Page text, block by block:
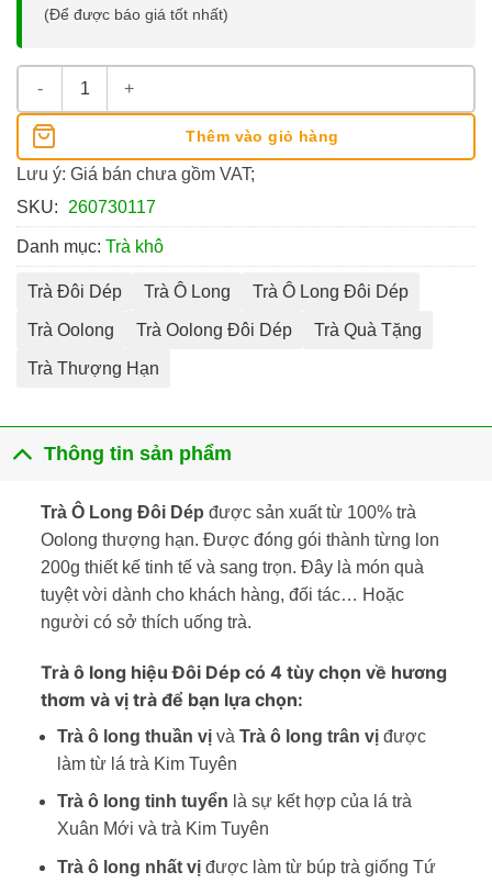
(Để được báo giá tốt nhất)
Trà Ô Long Đôi Dép Lon 200g số lượng
Thêm vào giỏ hàng
Lưu ý: Giá bán chưa gồm VAT;
SKU:
260730117
Danh mục: Trà khô
Trà Đôi Dép Trà Ô Long Trà Ô Long Đôi Dép
Trà Oolong Trà Oolong Đôi Dép Trà Quà Tặng
Trà Thượng Hạn
Thông tin sản phẩm
Trà Ô Long Đôi Dép được sản xuất từ 100% trà
Oolong thượng hạn. Được đóng gói thành từng lon
200g thiết kế tinh tế và sang trọn. Đây là món quà
tuyệt vời dành cho khách hàng, đối tác… Hoặc
người có sở thích uống trà.
Trà ô long hiệu Đôi Dép có 4 tùy chọn về hương
thơm và vị trà để bạn lựa chọn:
Trà ô long thuần vịvà Trà ô long trân vị được
làm từ lá trà Kim Tuyên
Trà ô long tinh tuyển là sự kết hợp của lá trà
Xuân Mới và trà Kim Tuyên
Trà ô long nhất vị được làm từ búp trà giống Tứ